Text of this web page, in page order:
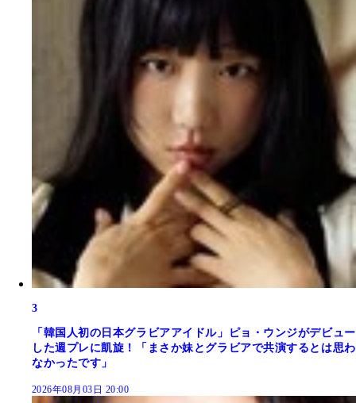
3
「韓国人初の日本グラビアアイドル」ピョ・ウンジがデビュー
した週プレに凱旋！「まさか妹とグラビアで共演するとは思わ
なかったです」
2026年08月03日 20:00